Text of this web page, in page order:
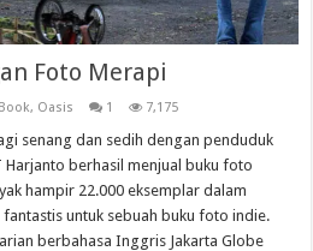
Foto Merapi
Book, Oasis 1 7,175
senang dan sedih dengan penduduk
Harjanto berhasil menjual buku foto
hampir 22.000 eksemplar dalam
untuk sebuah buku foto indie.
berbahasa Inggris Jakarta Globe